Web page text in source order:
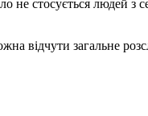
не стосується людей з
відчути загальне